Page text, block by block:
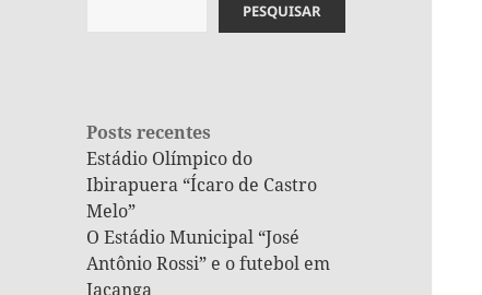
PESQUISAR
Posts recentes
Estádio Olímpico do
Ibirapuera “Ícaro de Castro
Melo”
O Estádio Municipal “José
Antônio Rossi” e o futebol em
Iacanga